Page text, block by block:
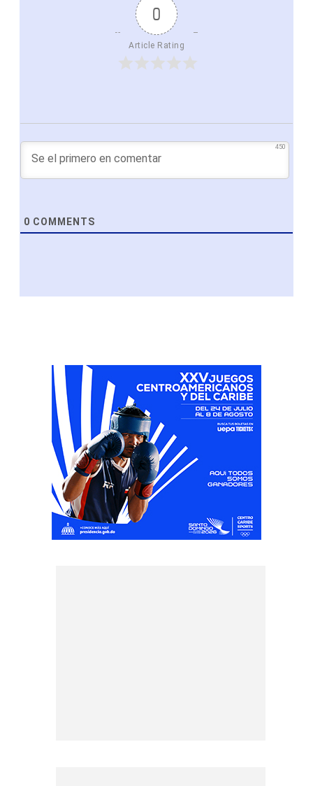
0
Article Rating
450
0 COMMENTS